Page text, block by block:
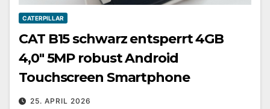
CATERPILLAR
CAT B15 schwarz entsperrt 4GB
4,0″ 5MP robust Android
Touchscreen Smartphone
25. APRIL 2026